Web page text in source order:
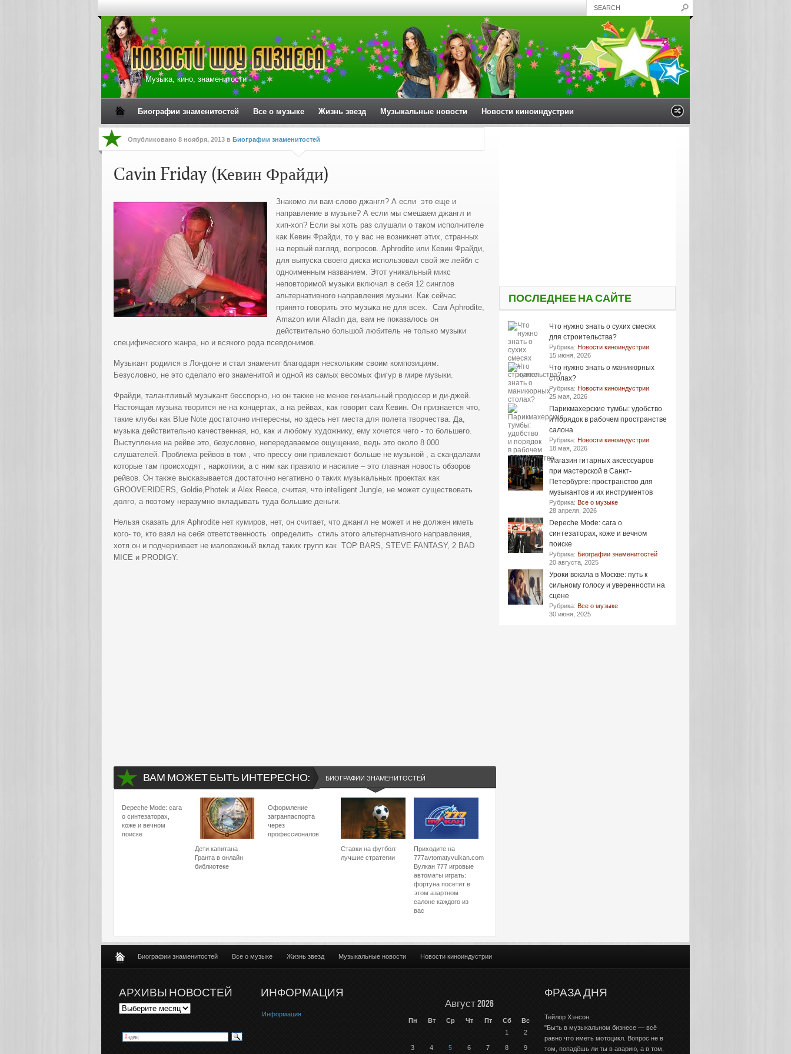
Музыка, кино, знаменитости
Биографии знаменитостей Все о музыке Жизнь звезд Музыкальные новости Новости киноиндустрии
Опубликовано 8 ноября, 2013 в Биографии знаменитостей
Cavin Friday (Кевин Фрайди)
Знакомо ли вам слово джангл? А если это еще и
направление в музыке? А если мы смешаем джангл и
хип-хоп? Если вы хоть раз слушали о таком исполнителе
как Кевин Фрайди, то у вас не возникнет этих, странных
на первый взгляд, вопросов. Aphrodite или Кевин Фрайди,
для выпуска своего диска использовал свой же лейбл с
одноименным названием. Этот уникальный микс
неповторимой музыки включал в себя 12 синглов
альтернативного направления музыки. Как сейчас
принято говорить это музыка не для всех. Сам Aphrodite,
Amazon или Alladin да, вам не показалось он
действительно большой любитель не только музыки
специфического жанра, но и всякого рода псевдонимов.
Музыкант родился в Лондоне и стал знаменит благодаря нескольким своим композициям.
Безусловно, не это сделало его знаменитой и одной из самых весомых фигур в мире музыки.
Фрайди, талантливый музыкант бесспорно, но он также не менее гениальный продюсер и ди-джей.
Настоящая музыка творится не на концертах, а на рейвах, как говорит сам Кевин. Он признается что,
такие клубы как Blue Note достаточно интересны, но здесь нет места для полета творчества. Да,
музыка действительно качественная, но, как и любому художнику, ему хочется чего - то большего.
Выступление на рейве это, безусловно, непередаваемое ощущение, ведь это около 8 000
слушателей. Проблема рейвов в том , что прессу они привлекают больше не музыкой , а скандалами
которые там происходят , наркотики, а с ним как правило и насилие – это главная новость обзоров
рейвов. Он также высказывается достаточно негативно о таких музыкальных проектах как
GROOVERIDERS, Goldie,Photek и Alex Reece, считая, что intelligent Jungle, не может существовать
долго, а поэтому неразумно вкладывать туда большие деньги.
Нельзя сказать для Aphrodite нет кумиров, нет, он считает, что джангл не может и не должен иметь
кого- то, кто взял на себя ответственность определить стиль этого альтернативного направления,
хотя он и подчеркивает не маловажный вклад таких групп как TOP BARS, STEVE FANTASY, 2 BAD
MICE и PRODIGY.
ВАМ МОЖЕТ БЫТЬ ИНТЕРЕСНО: БИОГРАФИИ ЗНАМЕНИТОСТЕЙ
Depeche Mode: сага
о синтезаторах,
коже и вечном
поиске
Дети капитана
Гранта в онлайн
библиотеке
Оформление
загранпаспорта
через
профессионалов
Ставки на футбол:
лучшие стратегии
Приходите на
777avtomatyvulkan.com
Вулкан 777 игровые
автоматы играть:
фортуна посетит в
этом азартном
салоне каждого из
вас
ПОСЛЕДНЕЕ НА САЙТЕ
Что нужно знать о сухих смесях
для строительства?
Рубрика: Новости киноиндустрии
15 июня, 2026
Что нужно знать о маникюрных
столах?
Рубрика: Новости киноиндустрии
25 мая, 2026
Парикмахерские тумбы: удобство
и порядок в рабочем пространстве
салона
Рубрика: Новости киноиндустрии
18 мая, 2026
Магазин гитарных аксессуаров
при мастерской в Санкт-
Петербурге: пространство для
музыкантов и их инструментов
Рубрика: Все о музыке
28 апреля, 2026
Depeche Mode: сага о
синтезаторах, коже и вечном
поиске
Рубрика: Биографии знаменитостей
20 августа, 2025
Уроки вокала в Москве: путь к
сильному голосу и уверенности на
сцене
Рубрика: Все о музыке
30 июня, 2025
Биографии знаменитостей Все о музыке Жизнь звезд Музыкальные новости Новости киноиндустрии
АРХИВЫ НОВОСТЕЙ ИНФОРМАЦИЯ
Информация
Август 2026
Пн Вт Ср Чт Пт Сб
Вс
1
2
3 4 5 6 7 8 9
ФРАЗА ДНЯ
Тейлор Хэнсон:
"Быть в музыкальном бизнесе — всё
равно что иметь мотоцикл. Вопрос не в
том, попадёшь ли ты в аварию, а в том,